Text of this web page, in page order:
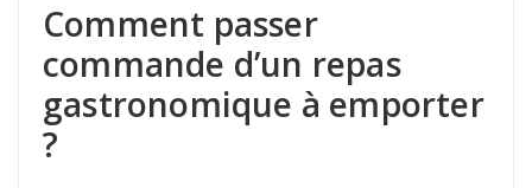
Comment passer
commande d’un repas
gastronomique à emporter
?